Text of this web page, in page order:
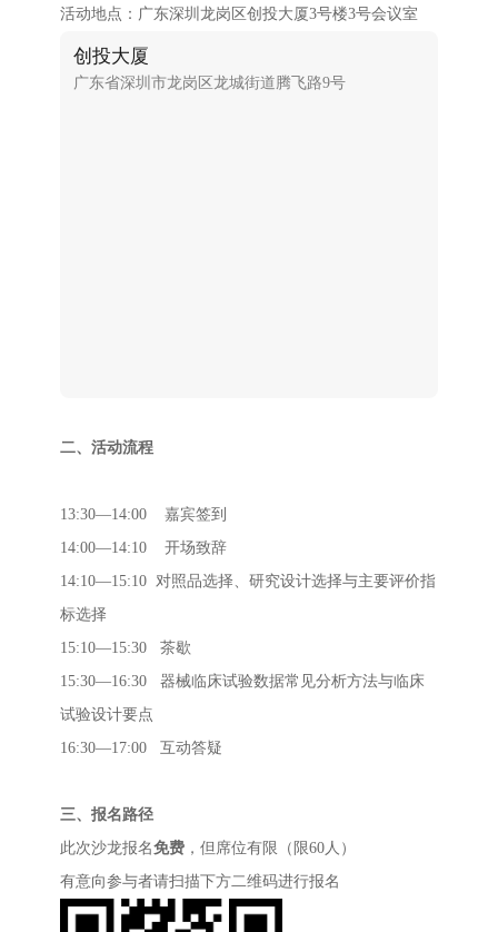
活动地点：广东深圳龙岗区创投大厦3号楼3号会议室
创投大厦
广东省深圳市龙岗区龙城街道腾飞路9号
二、活动流程
13:30—14:00 嘉宾签到
14:00—14:10 开场致辞
14:10—15:10 对照品选择、研究设计选择与主要评价指
标选择
15:10—15:30 茶歇
15:30—16:30 器械临床试验数据常见分析方法与临床
试验设计要点
16:30—17:00 互动答疑
三、报名路径
此次沙龙报名免费，但席位有限（限60人）
有意向参与者请扫描下方二维码进行报名